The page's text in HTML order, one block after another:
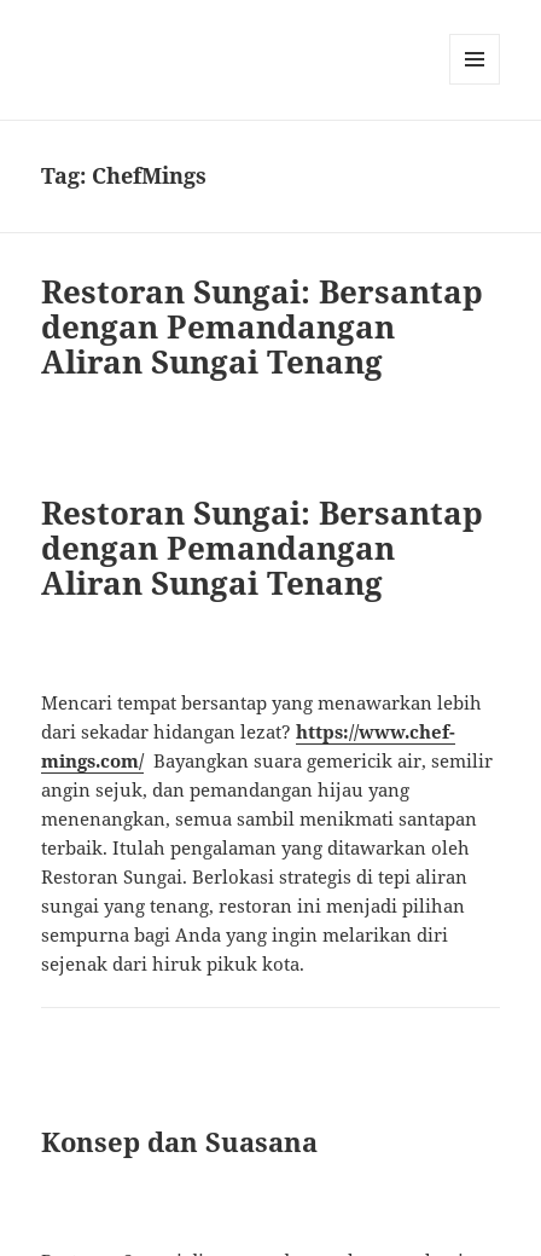
Tag: ChefMings
Restoran Sungai: Bersantap
dengan Pemandangan
Aliran Sungai Tenang
Restoran Sungai: Bersantap
dengan Pemandangan
Aliran Sungai Tenang
Mencari tempat bersantap yang menawarkan lebih
dari sekadar hidangan lezat?https://www.chef-
mings.com/Bayangkan suara gemericik air, semilir
angin sejuk, dan pemandangan hijau yang
menenangkan, semua sambil menikmati santapan
terbaik. Itulah pengalaman yang ditawarkan oleh
Restoran Sungai. Berlokasi strategis di tepi aliran
sungai yang tenang, restoran ini menjadi pilihan
sempurna bagi Anda yang ingin melarikan diri
sejenak dari hiruk pikuk kota.
Konsep dan Suasana